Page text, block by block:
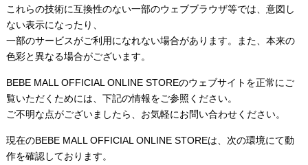
これらの技術に互換性のない一部のウェブブラウザ等では、意図し
ない表示になったり、
一部のサービスがご利用になれない場合があります。また、本来の
色彩と異なる場合がございます。
BEBE MALL OFFICIAL ONLINE STOREのウェブサイトを正常にご
覧いただくためには、下記の情報をご参照ください。
ご不明な点がございましたら、お気軽にお問い合わせください。
現在のBEBE MALL OFFICIAL ONLINE STOREは、次の環境にて動
作を確認しております。